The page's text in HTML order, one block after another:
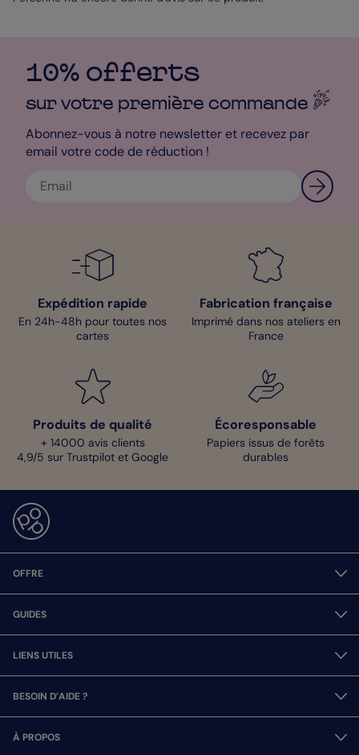
pour l’élégance de l’impression sur le Papier Création qui
apportera douceur et épaisseur à votre carte.
Mathilde - Pop Designer
10% offerts
sur votre première commande
Abonnez-vous à notre newsletter et recevez par
email votre code de réduction !
Expédition rapide
En 24h-48h pour toutes nos
cartes
Fabrication française
Imprimé dans nos ateliers en
France
Produits de qualité
+ 14000 avis clients
4,9/5 sur Trustpilot et Google
Écoresponsable
Papiers issus de forêts
durables
OFFRE
GUIDES
LIENS UTILES
BESOIN D’AIDE ?
À PROPOS